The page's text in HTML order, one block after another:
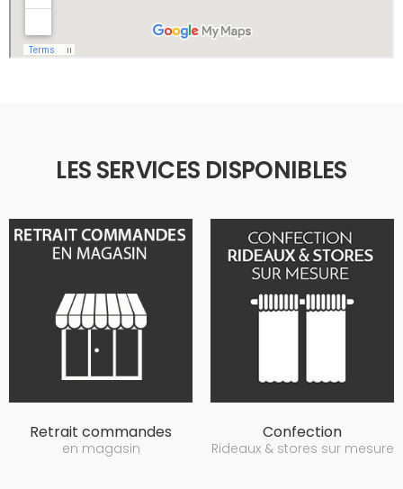
LES SERVICES DISPONIBLES
Retrait commandes
en magasin
Confection
Rideaux & stores sur mesure